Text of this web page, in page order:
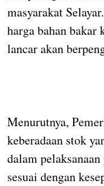
masyarakat
harga bahan bakar
lancar akan
Menurutnya,
keberadaan stok
dalam
sesuai dengan